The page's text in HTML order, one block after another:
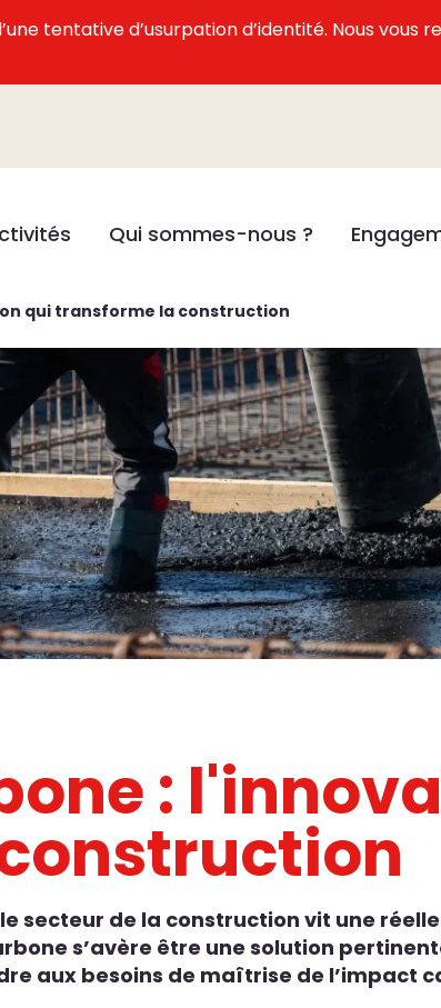
tentative d’usurpation d’identité. Nous vous
Qui sommes-nous ?
qui transforme la construction
:
secteur de la construction vit une
s’avère être une solution
aux besoins de maîtrise de l’impact